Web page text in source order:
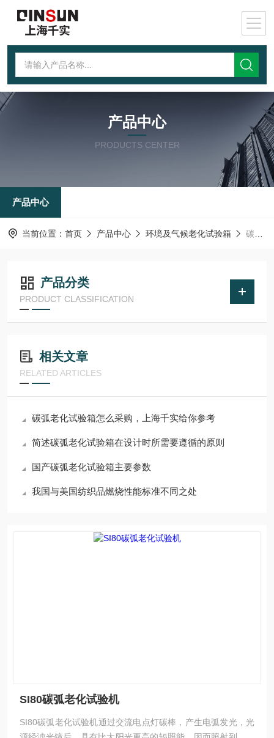
产品中心
PRODUCTS CENTER
产品中心
当前位置： 首页 产品中心 环境及气候老化试验箱 碳弧老化试验箱
产品分类
PRODUCT CLASSIFICATION
相关文章
RELATED ARTICLES
碳弧老化试验箱怎么采购，上海千实给你参考
简述碳弧老化试验箱在设计时所需要遵循的原则
国产碳弧老化试验箱主要参数
我国与美国纺织品燃烧性能标准不同之处
SI80碳弧老化试验机
SI80碳弧老化试验机通过交流电点灯碳棒，产生电弧发光，光